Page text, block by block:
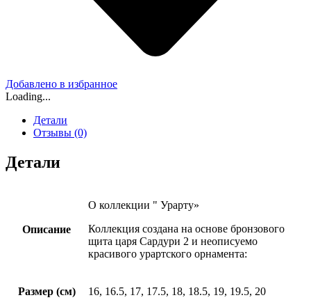
Добавлено в избранное
Loading...
Детали
Отзывы (0)
Детали
Описание
О коллекции " Урарту»
Коллекция создана на основе бронзового
щита царя Сардури 2 и неописуемо
красивого урартского орнамента:
Размер (см) 16, 16.5, 17, 17.5, 18, 18.5, 19, 19.5, 20